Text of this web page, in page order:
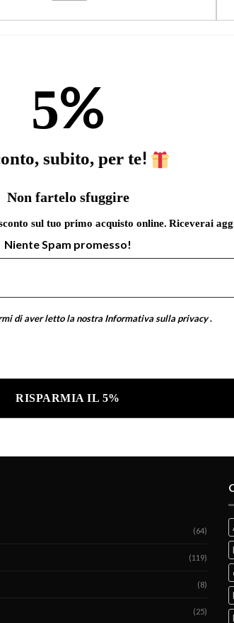
5%
subito, per te!
Non fartelo sfuggire
sul tuo primo acquisto online. Riceverai
Niente Spam promesso!
di aver letto la nostraInformativa sulla privacy .
(64)
(119)
(8)
(25)